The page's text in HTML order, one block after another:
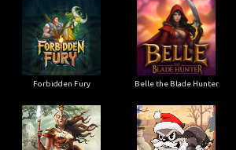
Forbidden Fury Belle the Blade Hunter